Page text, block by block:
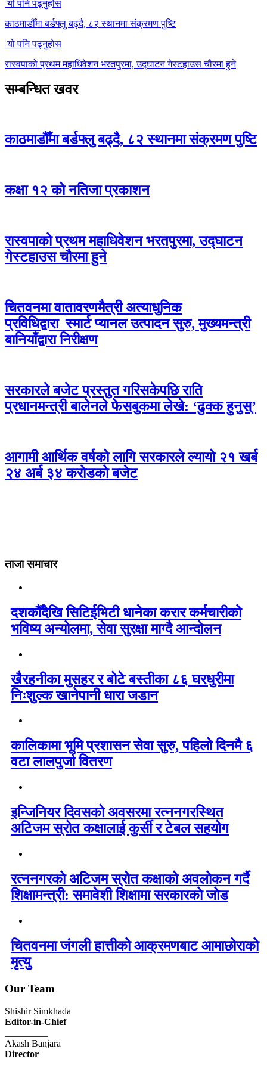
यो पनि पढ्नुहोस
काठमाडौँमा बर्डफ्लु बढ्दै, ८२ स्थानमा संक्रमण पुष्टि
यो पनि पढ्नुहोस
रास्वपाको प्रथम महाधिवेशन भरतपुरमा, उद्घाटन गेस्टहाउस चौरमा हुने
सम्बन्धित खवर
काठमाडौँमा बर्डफ्लु बढ्दै, ८२ स्थानमा संक्रमण पुष्टि
कक्षा १२ को नतिजा प्रकाशन
रास्वपाको प्रथम महाधिवेशन भरतपुरमा, उद्घाटन
गेस्टहाउस चौरमा हुने
चितवनमा वातावरणमैत्री अत्याधुनिक
प्रविधिद्वारा स्मार्ट प्यानल उत्पादन सुरु, मुख्यमन्त्री
बानियाँद्वारा निरीक्षण
सरकारले बजेट प्रस्तुत गरिसकेपछि राति
प्रधानमन्त्री बालेनले फेसबुकमा लेखे: ‘ढुक्क हुनुस्’
आगामी आर्थिक वर्षको लागि सरकारले ल्यायो २१ खर्ब
२४ अर्ब ३४ करोडको बजेट
ताजा समाचार
दशकौँदेखि सिटिईभिटी धानेका करार कर्मचारीको
भविष्य अन्योलमा, सेवा सुरक्षा माग्दै आन्दोलन
खैरहनीका मुसहर र बोटे बस्तीका ८६ घरधुरीमा
निःशुल्क खानेपानी धारा जडान
कालिकामा भूमि प्रशासन सेवा सुरु, पहिलो दिनमै ६
वटा लालपुर्जा वितरण
इन्जिनियर दिवसको अवसरमा रत्ननगरस्थित
अटिजम स्रोत कक्षालाई कुर्सी र टेबल सहयोग
रत्ननगरको अटिजम स्रोत कक्षाको अवलोकन गर्दै
शिक्षामन्त्री: समावेशी शिक्षामा सरकारको जोड
चितवनमा जंगली हात्तीको आक्रमणबाट आमाछोराको
मृत्यु
Our Team
Shishir Simkhada
Editor-in-Chief
Akash Banjara
Director